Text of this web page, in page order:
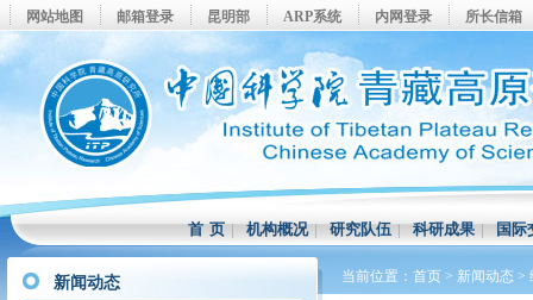
网站地图 邮箱登录 昆明部 ARP系统 内网登录 所长信箱
首 页|机构概况|研究队伍|科研成果|国际
新闻动态 当前位置： 首页 > 新闻动态 >